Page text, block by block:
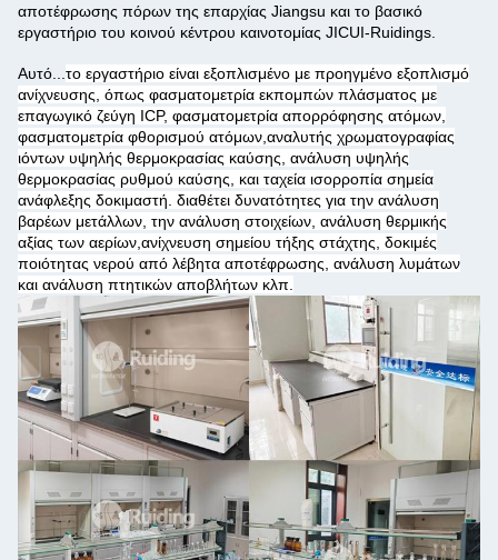
αποτέφρωσης πόρων της επαρχίας Jiangsu και το βασικό
εργαστήριο του κοινού κέντρου καινοτομίας JICUI-Ruidings.
Αυτό... το εργαστήριο είναι εξοπλισμένο με προηγμένο εξοπλισμό
ανίχνευσης, όπως φασματομετρία εκπομπών πλάσματος με
επαγωγικό ζεύγη ICP, φασματομετρία απορρόφησης ατόμων,
φασματομετρία φθορισμού ατόμων,αναλυτής χρωματογραφίας
ιόντων υψηλής θερμοκρασίας καύσης, ανάλυση υψηλής
θερμοκρασίας ρυθμού καύσης, και ταχεία ισορροπία σημεία
ανάφλεξης δοκιμαστή. διαθέτει δυνατότητες για την ανάλυση
βαρέων μετάλλων, την ανάλυση στοιχείων, ανάλυση θερμικής
αξίας των αερίων,ανίχνευση σημείου τήξης στάχτης, δοκιμές
ποιότητας νερού από λέβητα αποτέφρωσης, ανάλυση λυμάτων
και ανάλυση πτητικών αποβλήτων κλπ.